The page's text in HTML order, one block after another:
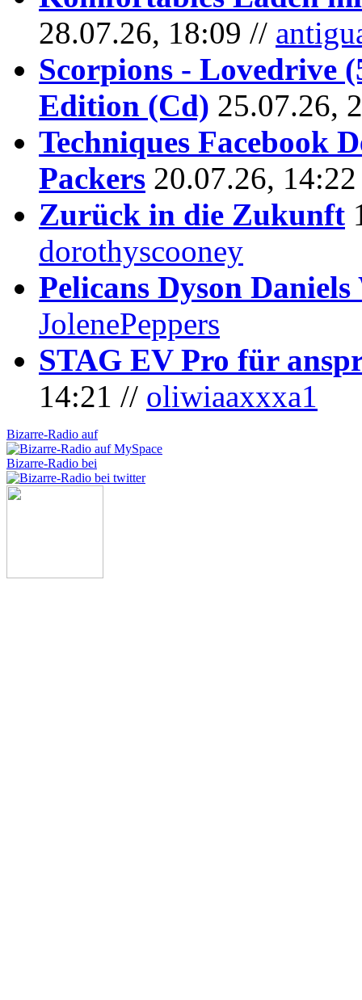
28.07.26, 18:09 //
Scorpions - Lovedrive
Edition (Cd) 25.07.26,
Techniques Facebook
Packers 20.07.26,
Zurück in die Zukunft
dorothyscooney
Pelicans Dyson
JolenePeppers
STAG EV Pro für
14:21 // oliwiaaxxxa1
Bizarre-Radio auf
Bizarre-Radio bei